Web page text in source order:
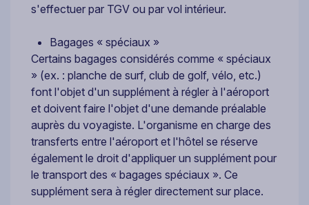
s'effectuer par TGV ou par vol intérieur.
Bagages « spéciaux »
Certains bagages considérés comme « spéciaux
» (ex. : planche de surf, club de golf, vélo, etc.)
font l'objet d'un supplément à régler à l'aéroport
et doivent faire l'objet d'une demande préalable
auprès du voyagiste. L'organisme en charge des
transferts entre l'aéroport et l'hôtel se réserve
également le droit d'appliquer un supplément pour
le transport des « bagages spéciaux ». Ce
supplément sera à régler directement sur place.